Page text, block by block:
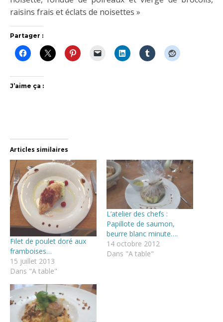
raisins frais et éclats de noisettes »
Partager :
J’aime ça :
Articles similaires
Filet de poulet doré aux
framboises…
15 juillet 2013
Dans "A table"
L’atelier des chefs :
Papillote de saumon,
beurre blanc minute….
14 octobre 2012
Dans "A table"